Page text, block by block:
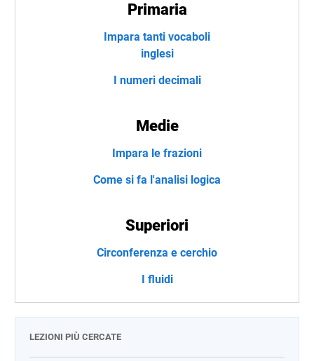
Primaria
Impara tanti vocaboli
inglesi
I numeri decimali
Medie
Impara le frazioni
Come si fa l'analisi logica
Superiori
Circonferenza e cerchio
I fluidi
LEZIONI PIÙ CERCATE